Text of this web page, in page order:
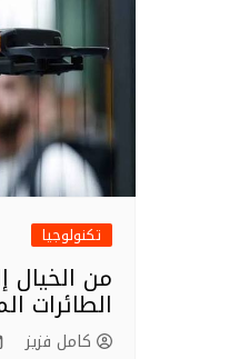
k
تكنولوجيا
من الخيال
الطائرات
كامل فزيز